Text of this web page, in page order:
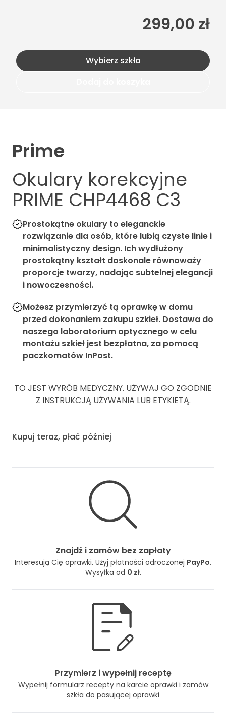
299,00 zł
Wybierz szkła
Prime
Okulary korekcyjne
PRIME CHP4468 C3
Prostokątne okulary to eleganckie
rozwiązanie dla osób, które lubią czyste linie i
minimalistyczny design. Ich wydłużony
prostokątny kształt doskonale równoważy
proporcje twarzy, nadając subtelnej elegancji
i nowoczesności.
Możesz przymierzyć tą oprawkę w domu
przed dokonaniem zakupu szkieł. Dostawa do
naszego laboratorium optycznego w celu
montażu szkieł jest bezpłatna, za pomocą
paczkomatów InPost.
TO JEST WYRÓB MEDYCZNY. UŻYWAJ GO ZGODNIE
Z INSTRUKCJĄ UŻYWANIA LUB ETYKIETĄ.
Kupuj teraz, płać później
Znajdź i zamów bez zapłaty
Interesują Cię oprawki. Użyj płatności odroczonej PayPo.
Wysyłka od 0 zł.
Przymierz i wypełnij receptę
Wypełnij formularz recepty na karcie oprawki i zamów
szkła do pasującej oprawki